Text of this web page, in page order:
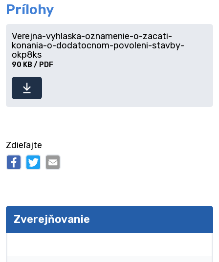
Prílohy
Stiahnuť
súbor
Verejna-vyhlaska-oznamenie-o-zacati-
konania-o-dodatocnom-povoleni-stavby-
okp8ks
90 KB / PDF
Zdieľajte
Zverejňovanie